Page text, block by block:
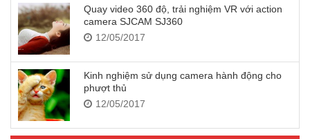
Quay video 360 độ, trải nghiệm VR với action
camera SJCAM SJ360
12/05/2017
Kinh nghiệm sử dụng camera hành động cho
phượt thủ
12/05/2017